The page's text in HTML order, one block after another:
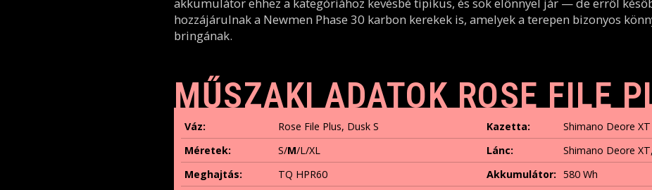
hozzájárulnak a Newmen Phase 30 karbon kerekek is, amelyek a terepen bizonyos
bringának.
MŰSZAKI ADATOK ROSE FILE
Váz: Rose File Plus, Dusk S Kazetta:
Shimano Deore
Méretek:
S/M/L/XL Lánc:
Shimano Deore
Meghajtás:
TQ HPR60 Akkumulátor: 580 Wh